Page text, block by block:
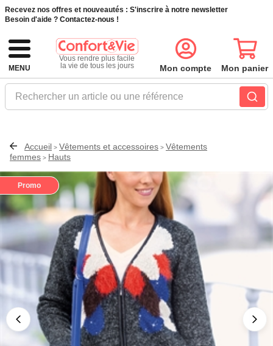
Recevez nos offres et nouveautés : S'inscrire à notre newsletter
Besoin d'aide ? Contactez-nous !
MENU
Vous rendre plus facile
la vie de tous les jours
Rechercher un article ou une référence
Mon compte Mon panier
Accueil > Vêtements et accessoires > Vêtements
femmes > Hauts
Promo